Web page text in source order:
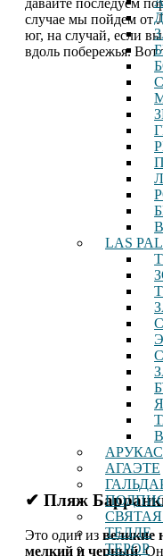
LAS
АРУКАС
АГАЭТЕ
ТЕЛДЕ
ТЕРОР
случае мы пойдем от
юг, на случай, если
вдоль побережья. Вот
✔ Пляж
Это один из великие
мелкий и черный. Он